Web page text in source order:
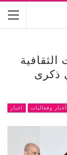
ذكرى
أخبار وفعاليات اخبار